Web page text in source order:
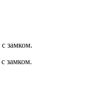
замком.
замком.